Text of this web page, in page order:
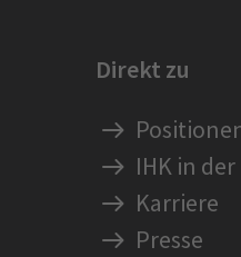
Direkt zu
IHK in
Karriere
Presse